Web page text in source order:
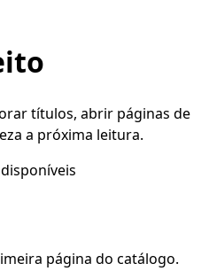
títulos, abrir páginas de
a próxima leitura.
página do catálogo.